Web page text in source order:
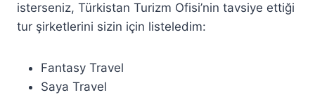
isterseniz, Türkistan Turizm Ofisi’nin tavsiye ettiği
tur şirketlerini sizin için listeledim:
Fantasy Travel
Saya Travel